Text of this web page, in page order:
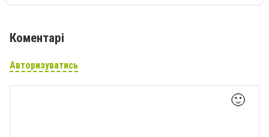
Коментарі
Авторизуватись
🙂